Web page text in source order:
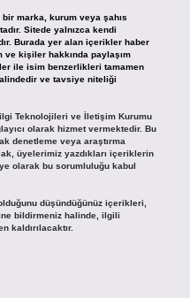
marka, kurum veya şahıs
Sitede yalnızca kendi
Burada yer alan içerikler haber
kişiler hakkında paylaşım
ile isim benzerlikleri tamamen
ve tavsiye niteliği
Teknolojileri ve İletişim Kurumu
olarak hizmet vermektedir. Bu
denetleme veya araştırma
üyelerimiz yazdıkları içeriklerin
olarak bu sorumluluğu kabul
düşündüğünüz içerikleri,
bildirmeniz halinde, ilgili
kaldırılacaktır.